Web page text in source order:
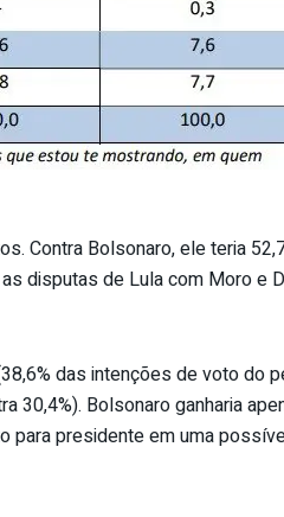
Contra Bolsonaro, ele teria
disputas de Lula com Moro e
das intenções de voto do
30,4%). Bolsonaro ganharia
para presidente em uma